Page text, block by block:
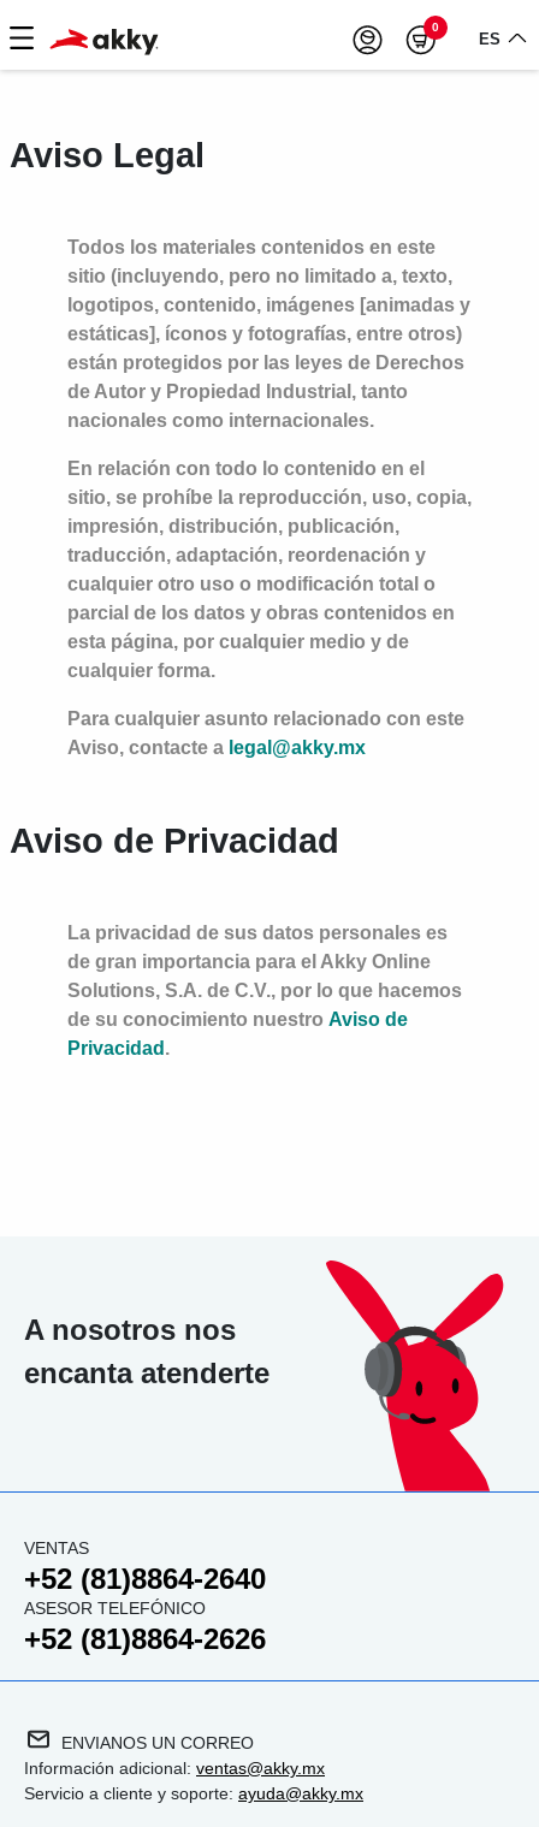
0
ES
Aviso Legal
Todos los materiales contenidos en este
sitio (incluyendo, pero no limitado a, texto,
logotipos, contenido, imágenes [animadas y
estáticas], íconos y fotografías, entre otros)
están protegidos por las leyes de Derechos
de Autor y Propiedad Industrial, tanto
nacionales como internacionales.
En relación con todo lo contenido en el
sitio, se prohíbe la reproducción, uso, copia,
impresión, distribución, publicación,
traducción, adaptación, reordenación y
cualquier otro uso o modificación total o
parcial de los datos y obras contenidos en
esta página, por cualquier medio y de
cualquier forma.
Para cualquier asunto relacionado con este
Aviso, contacte a legal@akky.mx
Aviso de Privacidad
La privacidad de sus datos personales es
de gran importancia para el Akky Online
Solutions, S.A. de C.V., por lo que hacemos
de su conocimiento nuestro Aviso de
Privacidad .
A nosotros nos
encanta atenderte
VENTAS
+52 (81)8864-2640
ASESOR TELEFÓNICO
+52 (81)8864-2626
ENVIANOS UN CORREO
Información adicional: ventas@akky.mx
Servicio a cliente y soporte: ayuda@akky.mx